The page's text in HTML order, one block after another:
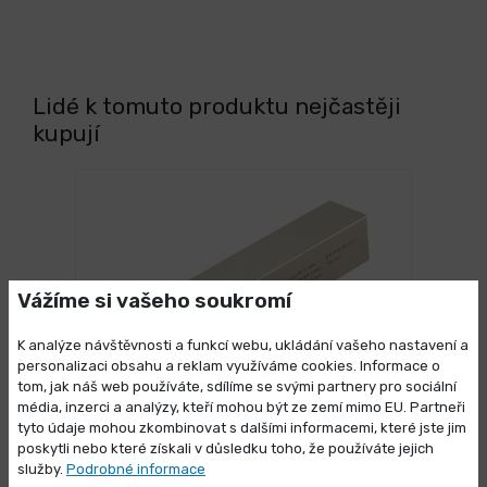
Lidé k tomuto produktu nejčastěji
kupují
3 dny
Soustružnický držák vnější typ
Vážíme si vašeho soukromí
K analýze návštěvnosti a funkcí webu, ukládání vašeho nastavení a
personalizaci obsahu a reklam využíváme cookies. Informace o
tom, jak náš web používáte, sdílíme se svými partnery pro sociální
média, inzerci a analýzy, kteří mohou být ze zemí mimo EU. Partneři
tyto údaje mohou zkombinovat s dalšími informacemi, které jste jim
poskytli nebo které získali v důsledku toho, že používáte jejich
služby. Podrobné informace
Výprodej skladových zásob
Vybrané produkty nyní pořídíte za